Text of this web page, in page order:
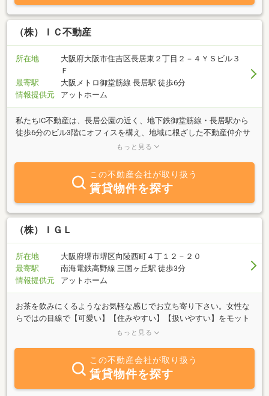
がお客様にとって得するのか損するのか、他に利用方法はないのか
充分なお話合いの中で取決めをして行きたいと思っております。販
売に関しましても、クオリティの高い商品をできるだけ低価格での
いと位置づけ当社も全力でサポートさせて頂き地元の皆様に愛され
信頼され貢献できるように日々の業務に励んでいく所存でございま
す。
（株）ＩＣ不動産
所在地
大阪府大阪市住吉区長居東２丁目２－４ＹＳビル３
Ｆ
最寄駅
大阪メトロ御堂筋線 長居駅 徒歩6分
情報提供元
アットホーム
私たちIC不動産は、長居公園の近く、地下鉄御堂筋線・長居駅から
徒歩6分のビル3階にオフィスを構え、地域に根ざした不動産仲介サ
ービスを提供しています。住吉区・東住吉区を中心に、豊富な情報
トいたします。不動産取引は、お客様にとって大きな人生のステッ
プです。私たちは、その重要な瞬間を一緒に歩むため、長年の経験
を活かし、それぞれのお客様にぴったりなご提案をいたします。マ
ンション、土地、戸建て、収益物件など、どんなご相談にも柔軟に
対応し、地域に精通した視点から最適なプランをお届けします。ま
た、ご相談は無料で、事前予約制となっていますので、リラックス
い」、「買いたい」、「借りたい」、「リフォームしたい」など、
どんなご相談でも100％真心を込めてお受けします。最後に、私た
ちはお客様をまるで家族や友人のように大切にし、信頼と安心感の
らこそできる、誠実で親身なサポートをお届けいたします。どうぞ
お気軽にご相談ください！
もっと見る
この不動産会社が取り扱う
賃貸物件を探す
（株）ＩＧＬ
所在地
大阪府堺市堺区向陵西町４丁１２－２０
最寄駅
南海電鉄高野線 三国ヶ丘駅 徒歩3分
情報提供元
アットホーム
お茶を飲みにくるようなお気軽な感じでお立ち寄り下さい。女性な
らではの目線で【可愛い】【住みやすい】【扱いやすい】をモット
ーにしっかりお手伝いをさせて頂きます。お店はお客様と社員が財
に今日のご縁に感謝しお客様のご希望に沿える物件を全力でお探し
します。当社は堺市内を中心に売買、賃貸、管理を主な業務とする
会社です。引越しやリフォームのご相談もさせて頂いております。
また、家財にかける少額短期保険から火災保険までご案内できます
もっと見る
この不動産会社が取り扱う
賃貸物件を探す